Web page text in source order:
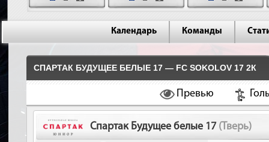
Календарь Команды
СПАРТАК БУДУЩЕЕ БЕЛЫЕ 17 — FC SOKOLOV 17 2К
Превью
Спартак Будущее белые 17 (Тверь)